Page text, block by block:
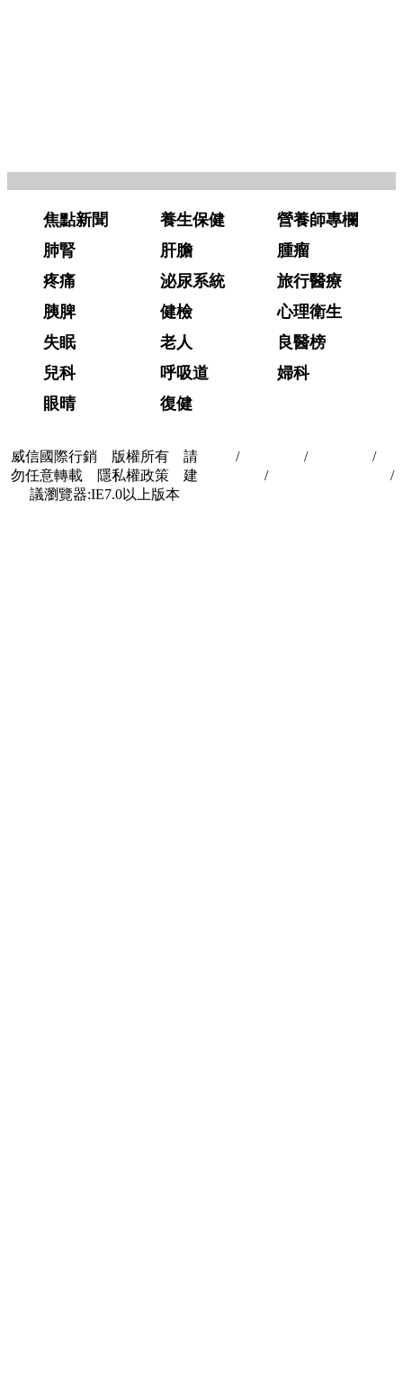
焦點新聞 養生保健
營養師專欄
肺腎
肝膽
腫瘤
疼痛
泌尿系統
旅行醫療
胰脾
健檢
心理衛生
失眠
老人
良醫榜
兒科
呼吸道
婦科
眼晴
復健
威信國際行銷 版權所有 請
勿任意轉載 隱私權政策 建
議瀏覽器:IE7.0以上版本
/ / /
/
/